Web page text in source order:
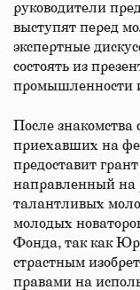
руководители
выступят перед
экспертные
состоять из
промышленности и
После
приехавших на
предоставит
направленный на
талантливых
молодых
Фонда, так как
страстным
правами на